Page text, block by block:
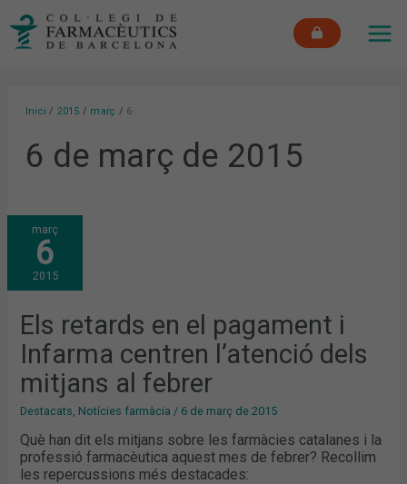
Inici 2015 març 6
6 de març de 2015
març
6
2015
Els retards en el pagament i
Infarma centren l’atenció dels
mitjans al febrer
Destacats Notícies farmàcia / 6 de març de 2015
Què han dit els mitjans sobre les farmàcies catalanes i la
professió farmacèutica aquest mes de febrer? Recollim
les repercussions més destacades:
ELS
RETARDS
EN
EL
PAGAMENT
I
INFARMA
L’ATENCIÓ
DELS
MITJANS
AL
FEBRER